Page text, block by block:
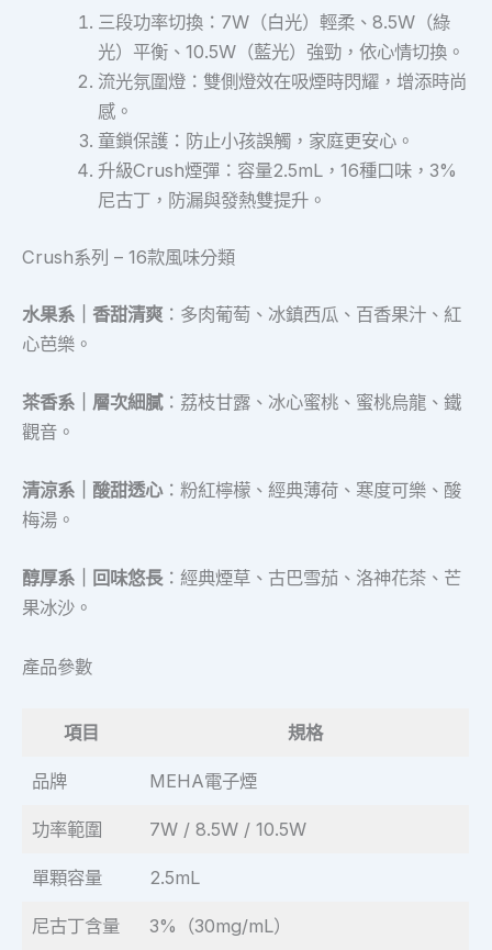
三段功率切換：7W（白光）輕柔、8.5W（綠
光）平衡、10.5W（藍光）強勁，依心情切換。
流光氛圍燈：雙側燈效在吸煙時閃耀，增添時尚
感。
童鎖保護：防止小孩誤觸，家庭更安心。
升級Crush煙彈：容量2.5mL，16種口味，3%
尼古丁，防漏與發熱雙提升。
Crush系列 – 16款風味分類
水果系｜香甜清爽 ：多肉葡萄、冰鎮西瓜、百香果汁、紅
心芭樂。
茶香系｜層次細膩：荔枝甘露、冰心蜜桃、蜜桃烏龍、鐵
觀音。
清涼系｜酸甜透心：粉紅檸檬、經典薄荷、寒度可樂、酸
梅湯。
醇厚系｜回味悠長 ：經典煙草、古巴雪茄、洛神花茶、芒
果冰沙。
產品參數
項目 規格
品牌 MEHA電子煙
功率範圍 7W / 8.5W / 10.5W
單顆容量 2.5mL
尼古丁含量 3%（30mg/mL）